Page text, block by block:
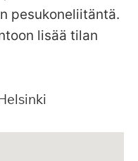
pesukoneliitäntä.
lisää tilan